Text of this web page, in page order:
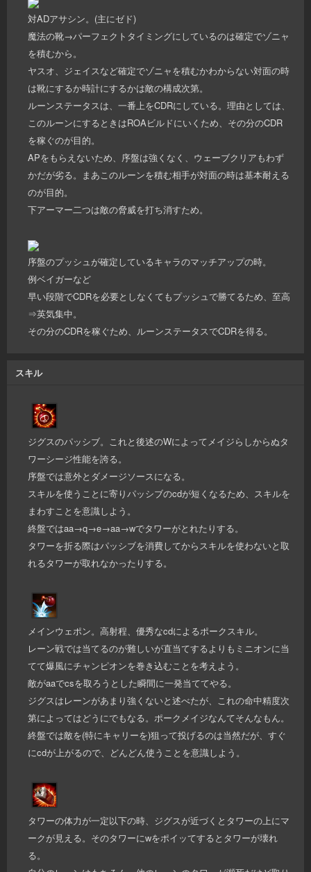
対ADアサシン。(主にゼド)
魔法の靴→パーフェクトタイミングにしているのは確定でゾニャ
を積むから。
ヤスオ、ジェイスなど確定でゾニャを積むかわからない対面の時
は靴にするか時計にするかは敵の構成次第。
ルーンステータスは、一番上をCDRにしている。理由としては、
このルーンにするときはROAビルドにいくため、その分のCDR
を稼ぐのが目的。
APをもらえないため、序盤は強くなく、ウェーブクリアもわず
かだが劣る。まあこのルーンを積む相手が対面の時は基本耐える
のが目的。
下アーマー二つは敵の脅威を打ち消すため。
序盤のプッシュが確定しているキャラのマッチアップの時。
例ベイガーなど
早い段階でCDRを必要としなくてもプッシュで勝てるため、至高
⇒英気集中。
その分のCDRを稼ぐため、ルーンステータスでCDRを得る。
スキル
ジグスのパッシブ。これと後述のWによってメイジらしからぬタ
ワーシージ性能を誇る。
序盤では意外とダメージソースになる。
スキルを使うことに寄りパッシブのcdが短くなるため、スキルを
まわすことを意識しよう。
終盤ではaa→q→e→aa→wでタワーがとれたりする。
タワーを折る際はパッシブを消費してからスキルを使わないと取
れるタワーが取れなかったりする。
メインウェポン。高射程、優秀なcdによるポークスキル。
レーン戦では当てるのが難しいが直当てするよりもミニオンに当
てて爆風にチャンピオンを巻き込むことを考えよう。
敵がaaでcsを取ろうとした瞬間に一発当ててやる。
ジグスはレーンがあまり強くないと述べたが、これの命中精度次
第によってはどうにでもなる。ポークメイジなんてそんなもん。
終盤では敵を(特にキャリーを)狙って投げるのは当然だが、すぐ
にcdが上がるので、どんどん使うことを意識しよう。
タワーの体力が一定以下の時、ジグスが近づくとタワーの上にマ
ークが見える。そのタワーにwをポイッてするとタワーが壊れ
る。